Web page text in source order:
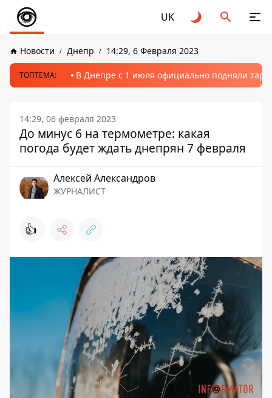
UK
Новости Днепр 14:29, 6 Февраля 2023
ТОПТЕМА: В Днепре с 1 июля официально подняли
14:29, 06 февраля 2023
До минус 6 на термометре: какая
погода будет ждать днепрян 7 февраля
Алексей Александров
ЖУРНАЛИСТ
👍